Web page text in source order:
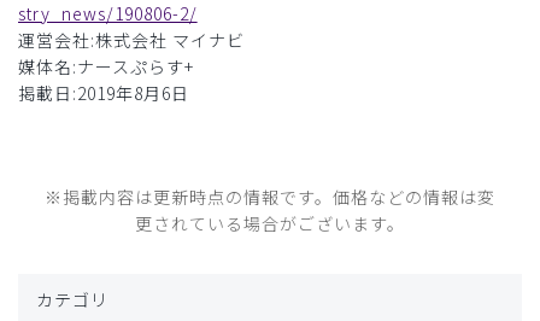
stry_news/190806-2/
運営会社:株式会社 マイナビ
媒体名:ナースぷらす+
掲載日:2019年8月6日
※掲載内容は更新時点の情報です。価格などの情報は変
更されている場合がございます。
カテゴリ